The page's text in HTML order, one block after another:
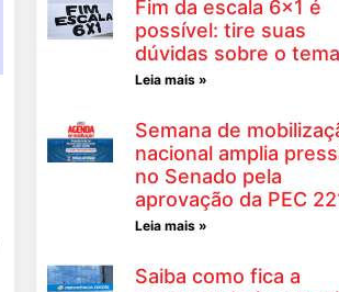
Fim da escala 6×1 é
possível: tire suas
dúvidas sobre o tema
Leia mais »
Semana de
nacional amplia
no Senado pela
aprovação da PEC
Leia mais »
Saiba como fica a